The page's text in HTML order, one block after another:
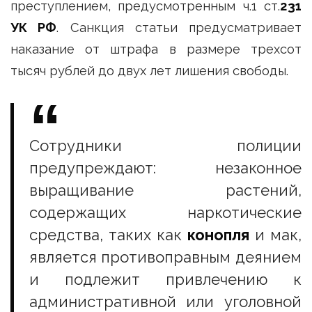
преступлением, предусмотренным ч.1 ст.231
УК РФ. Санкция статьи предусматривает
наказание от штрафа в размере трехсот
тысяч рублей до двух лет лишения свободы.
Сотрудники полиции
предупреждают: незаконное
выращивание растений,
содержащих наркотические
средства, таких как конопля и мак,
является противоправным деянием
и подлежит привлечению к
административной или уголовной